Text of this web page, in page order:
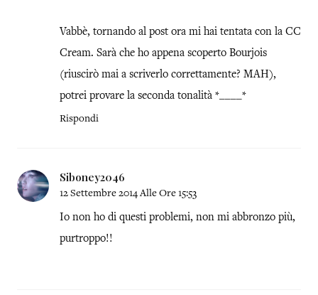
Vabbè, tornando al post ora mi hai tentata con la CC
Cream. Sarà che ho appena scoperto Bourjois
(riuscirò mai a scriverlo correttamente? MAH),
potrei provare la seconda tonalità *____*
Rispondi
Siboney2046
12 Settembre 2014 Alle Ore 15:53
Io non ho di questi problemi, non mi abbronzo più,
purtroppo!!